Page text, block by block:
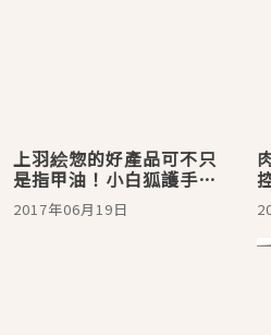
上羽絵惣的好產品可不只
是指甲油！小白狐護手霜
騷動你心♡
2017年06月19日